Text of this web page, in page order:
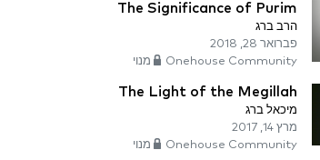
The Significance of Purim
הרב ברג
פברואר 28, 2018
Onehouse Community מנוי
The Light of the Megillah
מיכאל ברג
מרץ 14, 2017
Onehouse Community מנוי